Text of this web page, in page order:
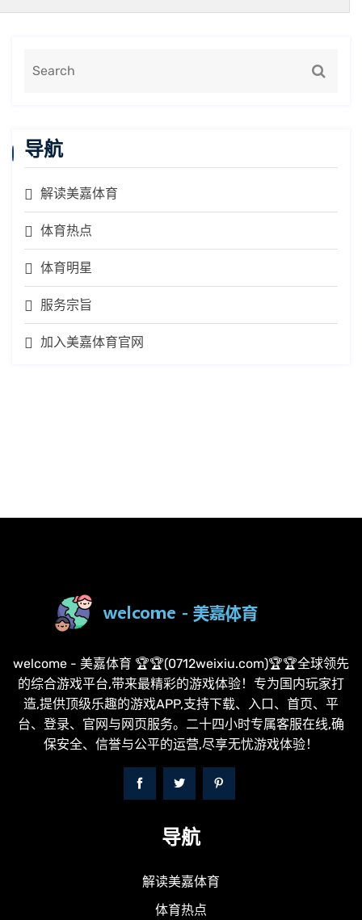
导航
解读美嘉体育
体育热点
体育明星
服务宗旨
加入美嘉体育官网
welcome - 美嘉体育 🏆🏆(0712weixiu.com)🏆🏆全球领先
的综合游戏平台,带来最精彩的游戏体验！专为国内玩家打
造,提供顶级乐趣的游戏APP,支持下载、入口、首页、平
台、登录、官网与网页服务。二十四小时专属客服在线,确
保安全、信誉与公平的运营,尽享无忧游戏体验！
导航
解读美嘉体育
体育热点